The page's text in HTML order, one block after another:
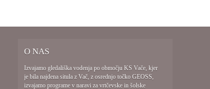
predvajalnikO NAS
Izvajamo gledališka vodenja po območju KS Vače, kjer
je bila najdena situla z Vač, z osrednjo točko GEOSS,
izvajamo programe v naravi za vrtčevske in šolske